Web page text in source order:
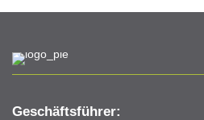
Geschäftsführer: